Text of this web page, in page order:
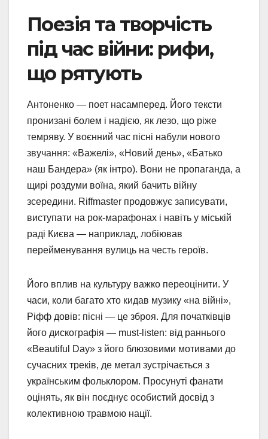
Поезія та творчість
під час війни: рифи,
що рятують
Антоненко — поет насамперед. Його тексти
пронизані болем і надією, як лезо, що ріже
темряву. У воєнний час пісні набули нового
звучання: «Важелі», «Новий день», «Батько
наш Бандера» (як інтро). Вони не пропаганда, а
щирі роздуми воїна, який бачить війну
зсередини. Riffmaster продовжує записувати,
виступати на рок-марафонах і навіть у міській
раді Києва — наприклад, лобіював
перейменування вулиць на честь героїв.
Його вплив на культуру важко переоцінити. У
часи, коли багато хто кидав музику «на війні»,
Ріфф довів: пісні — це зброя. Для початківців
його дискографія — must-listen: від раннього
«Beautiful Day» з його блюзовими мотивами до
сучасних треків, де метал зустрічається з
українським фольклором. Просунуті фанати
оцінять, як він поєднує особистий досвід з
колективною травмою нації.